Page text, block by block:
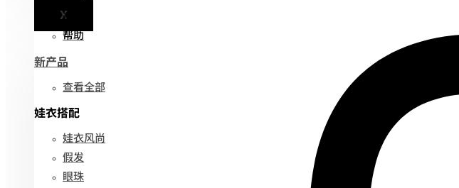
X通知
帮助
新产品
查看全部
娃衣搭配
娃衣风尚
假发
眼珠